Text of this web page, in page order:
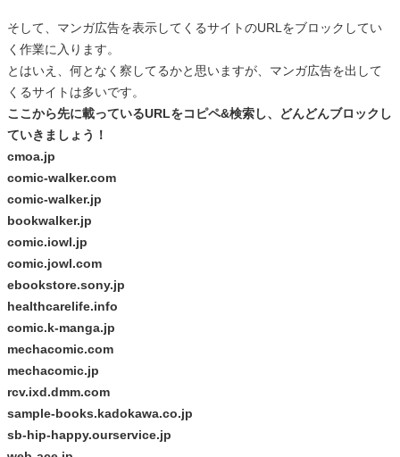
そして、マンガ広告を表示してくるサイトのURLをブロックしてい
く作業に入ります。
とはいえ、何となく察してるかと思いますが、マンガ広告を出して
くるサイトは多いです。
ここから先に載っているURLをコピペ&検索し、どんどんブロックし
ていきましょう！
cmoa.jp
comic-walker.com
comic-walker.jp
bookwalker.jp
comic.iowl.jp
comic.jowl.com
ebookstore.sony.jp
healthcarelife.info
comic.k-manga.jp
mechacomic.com
mechacomic.jp
rcv.ixd.dmm.com
sample-books.kadokawa.co.jp
sb-hip-happy.ourservice.jp